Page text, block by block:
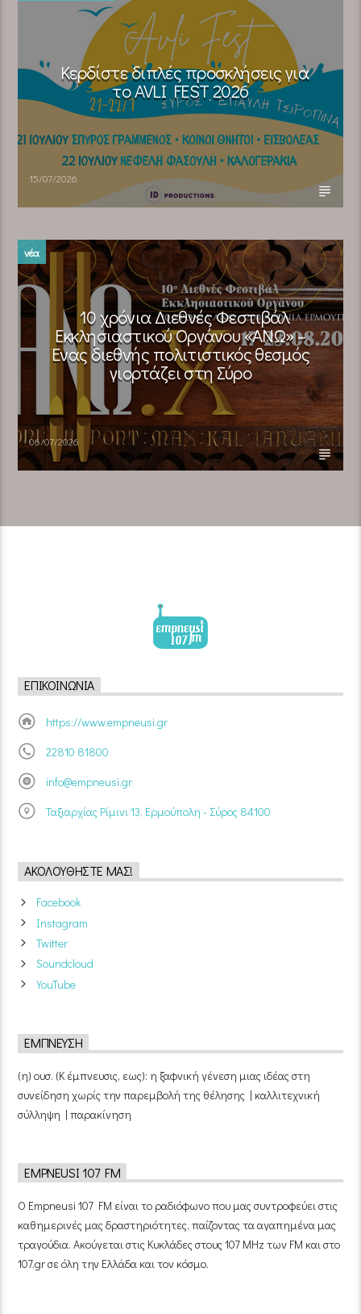
Κερδίστε διπλές προσκλήσεις για
το AVLI FEST 2026
15/07/2026
νέα
10 χρόνια Διεθνές Φεστιβάλ
Εκκλησιαστικού Οργάνου «ΑΝΩ» –
Ένας διεθνής πολιτιστικός θεσμός
γιορτάζει στη Σύρο​
06/07/2026
ΕΠΙΚΟΙΝΩΝΊΑ
https://www.empneusi.gr
22810 81800
info@empneusi.gr
Ταξιαρχίας Ρίμινι 13, Ερμούπολη - Σύρος 84100
ΑΚΟΛΟΥΘΉΣΤΕ ΜΑΣ!
Facebook
Instagram
Twitter
Soundcloud
YouTube
ΈΜΠΝΕΥΣΗ
(η) ουσ. (Κ έμπνευσις, εως): η ξαφνική γένεση μιας ιδέας στη
συνείδηση χωρίς την παρεμβολή της θέλησης | καλλιτεχνική
σύλληψη | παρακίνηση
EMPNEUSI 107 FM
Ο Empneusi 107 FM είναι το ραδιόφωνο που μας συντροφεύει στις
καθημερινές μας δραστηριότητες, παίζοντας τα αγαπημένα μας
τραγούδια. Ακούγεται στις Κυκλάδες στους 107 MHz των FM και στο
107.gr σε όλη την Ελλάδα και τον κόσμο.